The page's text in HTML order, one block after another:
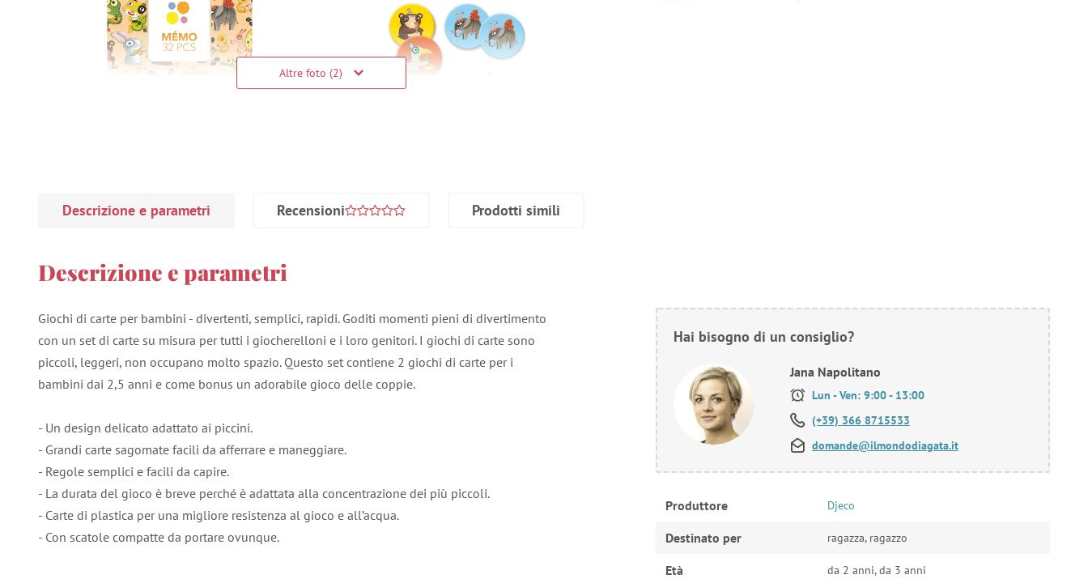
Altre foto (2)
Descrizione e parametri Recensioni Prodotti simili
Descrizione e parametri
Giochi di carte per bambini - divertenti, semplici, rapidi. Goditi momenti pieni di divertimento
con un set di carte su misura per tutti i giocherelloni e i loro genitori. I giochi di carte sono
piccoli, leggeri, non occupano molto spazio. Questo set contiene 2 giochi di carte per i
bambini dai 2,5 anni e come bonus un adorabile gioco delle coppie.
- Un design delicato adattato ai piccini.
- Grandi carte sagomate facili da afferrare e maneggiare.
- Regole semplici e facili da capire.
- La durata del gioco è breve perché è adattata alla concentrazione dei più piccoli.
- Carte di plastica per una migliore resistenza al gioco e all’acqua.
- Con scatole compatte da portare ovunque.
Hai bisogno di un consiglio?
Jana Napolitano
Lun - Ven: 9:00 - 13:00
(+39) 366 8715533
domande@ilmondodiagata.it
Produttore Djeco
Destinato per ragazza, ragazzo
Età da 2 anni, da 3 anni